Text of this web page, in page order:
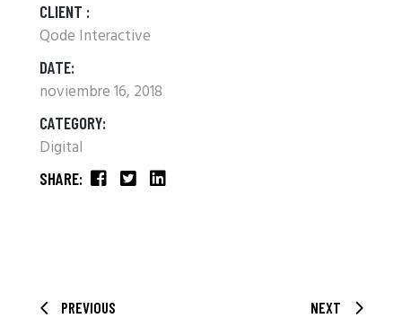
CLIENT :
Qode Interactive
DATE:
noviembre 16, 2018
CATEGORY:
Digital
SHARE:
PREVIOUS NEXT